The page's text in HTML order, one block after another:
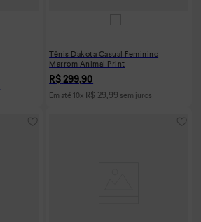
Tênis Dakota Casual Feminino
Marrom Animal Print
R$ 299,90
Em até10x R$ 29,99 sem juros